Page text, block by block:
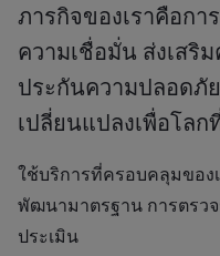
ภารกิจของเราคือก
ความเชื่อมั่น ส่งเสริ
ประกันความปลอดภั
เปลี่ยนแปลงเพื่อโล
ใช้บริการที่ครอบคลุมของ
พัฒนามาตรฐาน การตรว
ประเมิน